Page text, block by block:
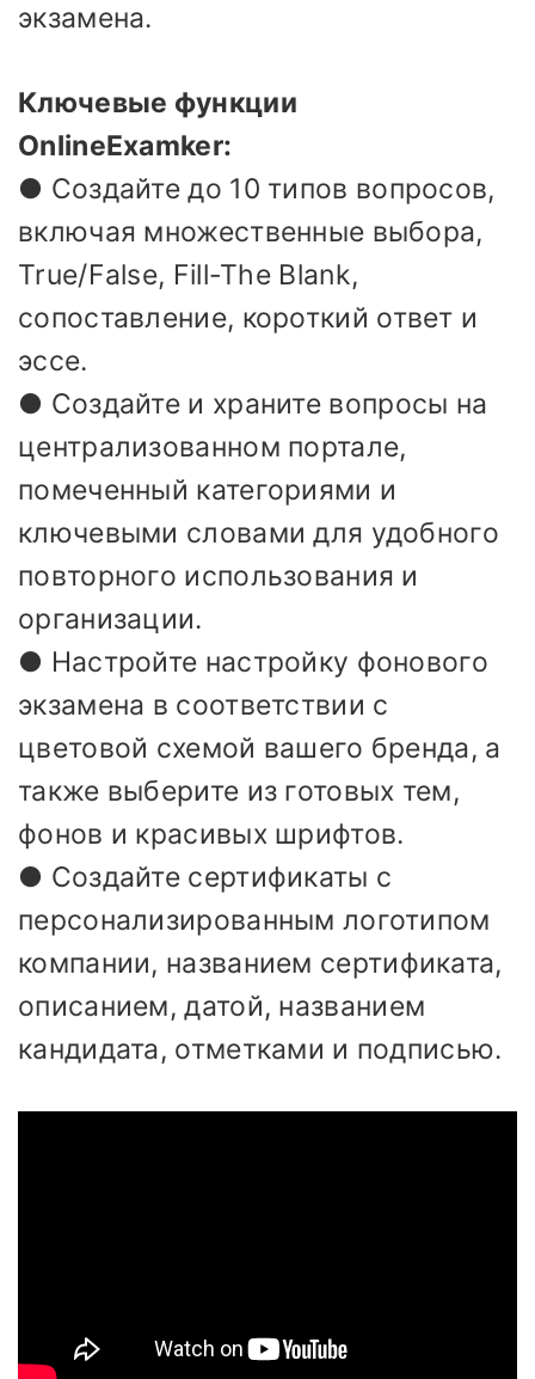
экзамена.
Ключевые функции
OnlineExamker:
● Создайте до 10 типов вопросов,
включая множественные выбора,
True/False, Fill-The Blank,
сопоставление, короткий ответ и
эссе.
● Создайте и храните вопросы на
централизованном портале,
помеченный категориями и
ключевыми словами для удобного
повторного использования и
организации.
● Настройте настройку фонового
экзамена в соответствии с
цветовой схемой вашего бренда, а
также выберите из готовых тем,
фонов и красивых шрифтов.
● Создайте сертификаты с
персонализированным логотипом
компании, названием сертификата,
описанием, датой, названием
кандидата, отметками и подписью.